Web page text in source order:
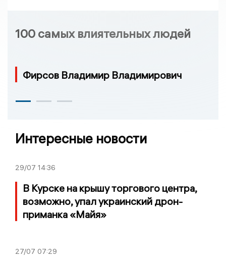
100 самых влиятельных людей
Фирсов Владимир Владимирович
Интересные новости
29/07 14:36
В Курске на крышу торгового центра,
возможно, упал украинский дрон-
приманка «Майя»
27/07 07:29